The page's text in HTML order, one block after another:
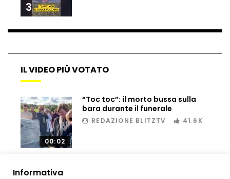
insulti sessisti che riceve
Notte incantata a Selva di Val Gardena,
Dramma ai Fori Imperiali: soccorritori al
lavoro per 11 ore, operaio muore dopo il
salvataggio
Tunisia
3
IL VIDEO PIÙ VOTATO
00:02
“Toc toc”: il morto bussa sulla
bara durante il funerale
REDAZIONE BLITZTV 41.6K
Informativa